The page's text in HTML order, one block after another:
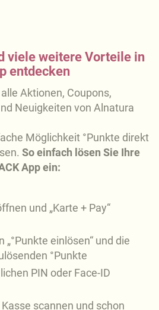
viele weitere Vorteile in
entdecken
Aktionen, Coupons,
Neuigkeiten von Alnatura
Möglichkeit °Punkte direkt
So einfach lösen Sie Ihre
App ein:
und „Karte + Pay“
„°Punkte einlösen“ und die
°Punkte
PIN oder Face-ID
Kasse scannen und schon